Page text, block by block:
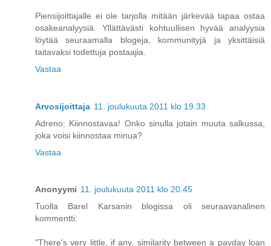
Piensijoittajalle ei ole tarjolla mitään järkevää tapaa ostaa
osakeanalyysiä. Yllättävästi kohtuullisen hyvää analyysia
löytää seuraamalla blogeja, kommunityjä ja yksittäisiä
taitavaksi todettuja postaajia.
Vastaa
Arvosijoittaja 11. joulukuuta 2011 klo 19.33
Adreno: Kiinnostavaa! Onko sinulla jotain muuta salkussa,
joka voisi kiinnostaa minua?
Vastaa
Anonyymi 11. joulukuuta 2011 klo 20.45
Tuolla Barel Karsanin blogissa oli seuraavanalinen
kommentti:
"There's very little, if any, similarity between a payday loan